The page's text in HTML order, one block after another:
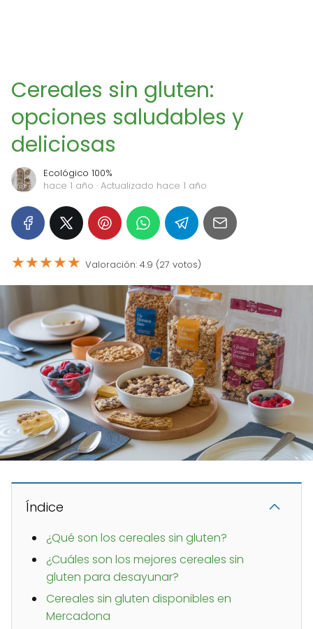
Cereales sin gluten:
opciones saludables y
deliciosas
Ecológico 100%
hace 1 año · Actualizado hace 1 año
★★★★★ Valoración: 4.9 (27 votos)
Índice
¿Qué son los cereales sin gluten?
¿Cuáles son los mejores cereales sin
gluten para desayunar?
Cereales sin gluten disponibles en
Mercadona